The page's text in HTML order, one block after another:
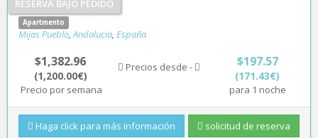
RESERVA BAJO PEDIDO
Apartmento
Mijas Pueblo,Andalucia, España
$1,382.96
(1,200.00€)
Precio por semana
Precios desde - $197.57
(171.43€)
para 1 noche
solicitud de reserva
Haga click para más información